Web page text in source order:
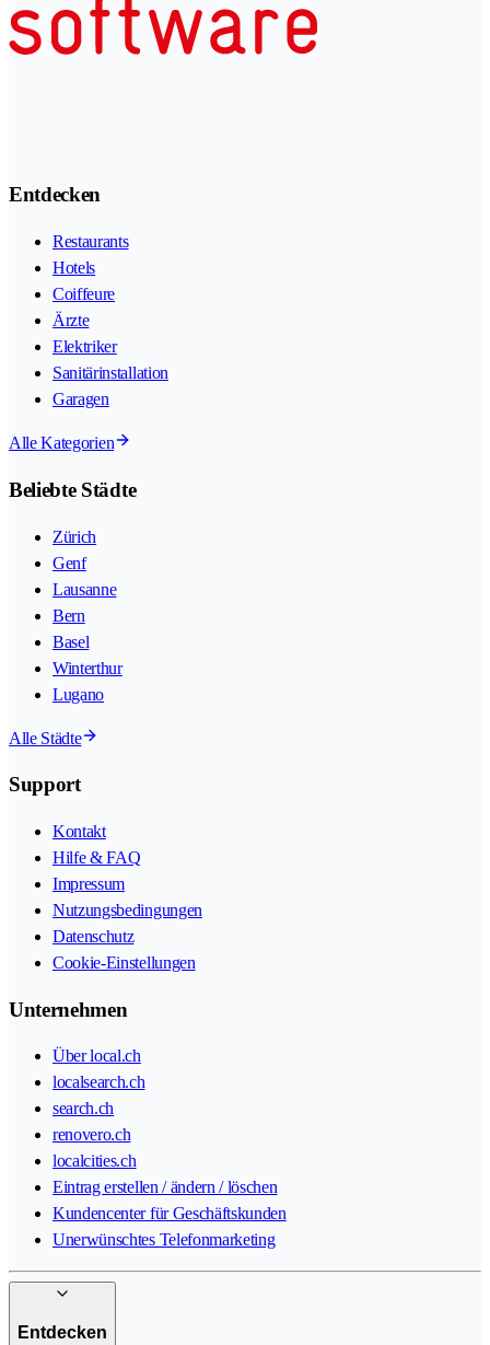
Entdecken
Restaurants
Hotels
Coiffeure
Ärzte
Elektriker
Sanitärinstallation
Garagen
Alle Kategorien
Beliebte Städte
Zürich
Genf
Lausanne
Bern
Basel
Winterthur
Lugano
Alle Städte
Support
Kontakt
Hilfe & FAQ
Impressum
Nutzungsbedingungen
Datenschutz
Cookie-Einstellungen
Unternehmen
Über local.ch
localsearch.ch
search.ch
renovero.ch
localcities.ch
Eintrag erstellen / ändern / löschen
Kundencenter für Geschäftskunden
Unerwünschtes Telefonmarketing
Entdecken